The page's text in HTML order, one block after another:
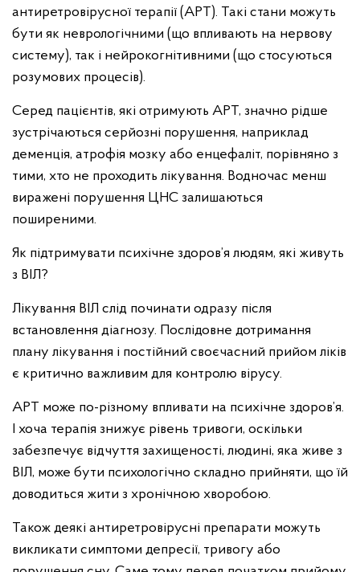
антиретровірусної терапії (АРТ). Такі стани можуть
бути як неврологічними (що впливають на нервову
систему), так і нейрокогнітивними (що стосуються
розумових процесів).
Серед пацієнтів, які отримують АРТ, значно рідше
зустрічаються серйозні порушення, наприклад
деменція, атрофія мозку або енцефаліт, порівняно з
тими, хто не проходить лікування. Водночас менш
виражені порушення ЦНС залишаються
поширеними.
Як підтримувати психічне здоров’я людям, які живуть
з ВІЛ?
Лікування ВІЛ слід починати одразу після
встановлення діагнозу. Послідовне дотримання
плану лікування і постійний своєчасний прийом ліків
є критично важливим для контролю вірусу.
АРТ може по-різному впливати на психічне здоров’я.
І хоча терапія знижує рівень тривоги, оскільки
забезпечує відчуття захищеності, людині, яка живе з
ВІЛ, може бути психологічно складно прийняти, що їй
доводиться жити з хронічною хворобою.
Також деякі антиретровірусні препарати можуть
викликати симптоми депресії, тривогу або